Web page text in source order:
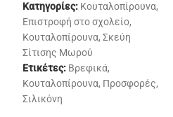
Κατηγορίες: Κουταλοπίρουνα,
Επιστροφή στο σχολείο,
Κουταλοπίρουνα, Σκεύη
Σίτισης Μωρού
Ετικέτες: Βρεφικά,
Κουταλοπίρουνα, Προσφορές,
Σιλικόνη